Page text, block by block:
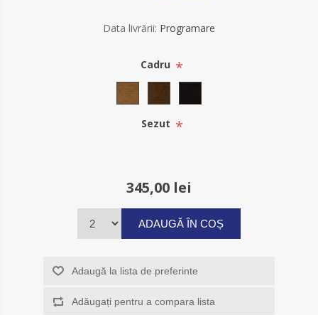
Data livrării: Programare
Cadru *
Sezut *
345,00 lei
ADAUGĂ ÎN COȘ
Adaugă la lista de preferinte
Adăugați pentru a compara lista